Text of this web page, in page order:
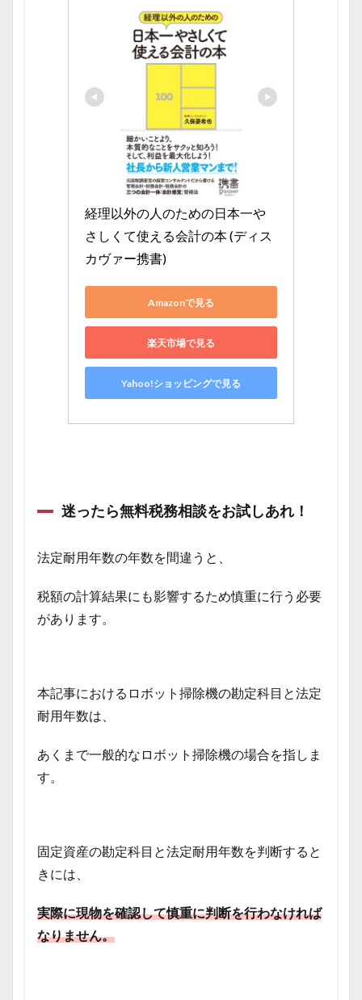
経理以外の人のための日本一や
さしくて使える会計の本 (ディス
カヴァー携書)
Amazonで見る
楽天市場で見る
Yahoo!ショッピングで見る
迷ったら無料税務相談をお試しあれ！
法定耐用年数の年数を間違うと、
税額の計算結果にも影響するため慎重に行う必要
があります。
本記事におけるロボット掃除機の勘定科目と法定
耐用年数は、
あくまで一般的なロボット掃除機の場合を指しま
す。
固定資産の勘定科目と法定耐用年数を判断すると
きには、
実際に現物を確認して慎重に判断を行わなければ
なりません。